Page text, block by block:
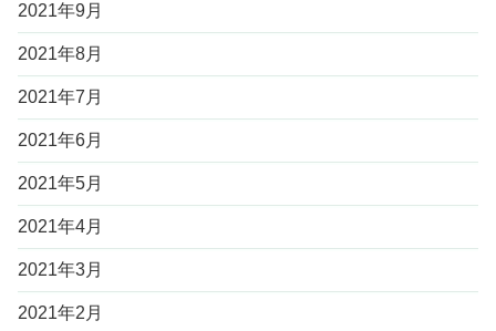
2021年9月
2021年8月
2021年7月
2021年6月
2021年5月
2021年4月
2021年3月
2021年2月